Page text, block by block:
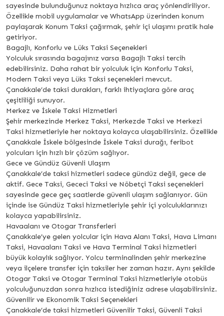
sayesinde bulunduğunuz noktaya hızlıca araç yönlendiriliyor.
Özellikle mobil uygulamalar ve WhatsApp üzerinden konum
paylaşarak Konum Taksi çağırmak, şehir içi ulaşımı pratik hale
getiriyor.
Bagajlı, Konforlu ve Lüks Taksi Seçenekleri
Yolculuk sırasında bagajınız varsa Bagajlı Taksi tercih
edebilirsiniz. Daha rahat bir yolculuk için Konforlu Taksi,
Modern Taksi veya Lüks Taksi seçenekleri mevcut.
Çanakkale’de taksi durakları, farklı ihtiyaçlara göre araç
çeşitliliği sunuyor.
Merkez ve İskele Taksi Hizmetleri
Şehir merkezinde Merkez Taksi, Merkezde Taksi ve Merkezi
Taksi hizmetleriyle her noktaya kolayca ulaşabilirsiniz. Özellikle
Çanakkale İskele bölgesinde İskele Taksi durağı, feribot
yolcuları için hızlı bir çözüm sağlıyor.
Gece ve Gündüz Güvenli Ulaşım
Çanakkale’de taksi hizmetleri sadece gündüz değil, gece de
aktif. Gece Taksi, Gececi Taksi ve Nöbetçi Taksi seçenekleri
sayesinde gece geç saatlerde güvenli ulaşım sağlanıyor. Gün
içinde ise Gündüz Taksi hizmetleriyle şehir içi yolculuklarınızı
kolayca yapabilirsiniz.
Havaalanı ve Otogar Transferleri
Çanakkale’ye gelen yolcular için Hava Alanı Taksi, Hava Limanı
Taksi, Havaalanı Taksi ve Hava Terminal Taksi hizmetleri
büyük kolaylık sağlıyor. Yolcu terminalinden şehir merkezine
veya ilçelere transfer için taksiler her zaman hazır. Aynı şekilde
Otogar Taksi ve Otogar Terminal Taksi hizmetleriyle otobüs
yolculuğunuzdan sonra hızlıca istediğiniz adrese ulaşabilirsiniz.
Güvenilir ve Ekonomik Taksi Seçenekleri
Çanakkale’de taksi hizmetleri Güvenilir Taksi, Güvenli Taksi